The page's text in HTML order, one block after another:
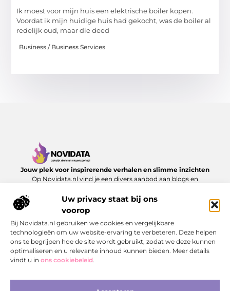
Uw privacy staat bij ons
voorop
Bij Novidata.nl gebruiken we cookies en vergelijkbare
technologieën om uw website-ervaring te verbeteren. Deze helpen
ons te begrijpen hoe de site wordt gebruikt, zodat we deze kunnen
optimaliseren en u relevante inhoud kunnen bieden. Meer details
vindt u in ons cookiebeleid.
Ik moest voor mijn huis een elektrische boiler kopen.
Voordat ik mijn huidige huis had gekocht, was de boiler al
redelijk oud, maar die deed
Business / Business Services
Jouw plek voor inspirerende verhalen en slimme inzichten
Op Novidata.nl vind je een divers aanbod aan blogs en
adviezen tot verrassende perspectieven. Laat je inspireren en
ontdek content die echt waarde toevoegt.
Onze informatie
Bericht categorie